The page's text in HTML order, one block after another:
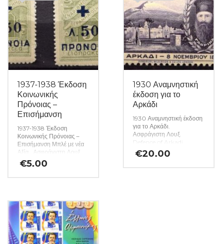
1937-1938 Έκδοση
Κοινωνικής
Πρόνοιας –
Επισήμανση
1937-1938 Έκδοση
Κοινωνικής Πρόνοιας –
Επισήμανση Μπλέ με νέα
Αξία. Ασφράγιστη Λουξ.
1937-1938 Charity
Stamps with Surcharge.
€5.00
1930 Αναμνηστική
έκδοση για το
Αρκάδι
1930 Αναμνηστική έκδοση
για το Αρκάδι.
Ασφράγιστη Λουξ.
Defence of Arkadi
Monastery against
Turks. Mint. (Κωδ.
€20.00